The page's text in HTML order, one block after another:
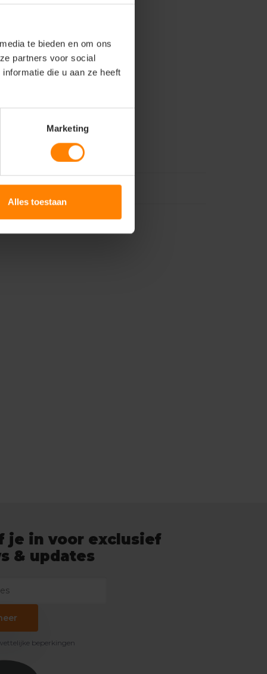
te bieden en om ons
partners voor social
die u aan ze heeft
Marketing
Alles toestaan
je in voor exclusief
& updates
beperkingen